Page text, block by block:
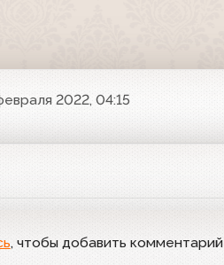
2022, 04:15
, чтобы добавить комментарий